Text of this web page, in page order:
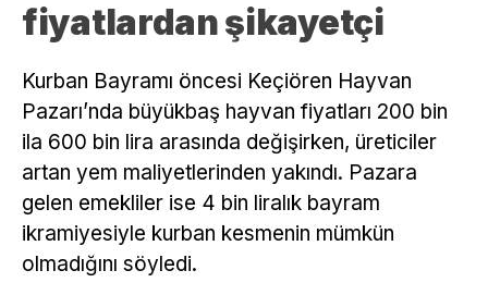
fiyatlardan şikayetçi
Kurban Bayramı öncesi Keçiören Hayvan
Pazarı’nda büyükbaş hayvan fiyatları 200 bin
ila 600 bin lira arasında değişirken, üreticiler
artan yem maliyetlerinden yakındı. Pazara
gelen emekliler ise 4 bin liralık bayram
ikramiyesiyle kurban kesmenin mümkün
olmadığını söyledi.